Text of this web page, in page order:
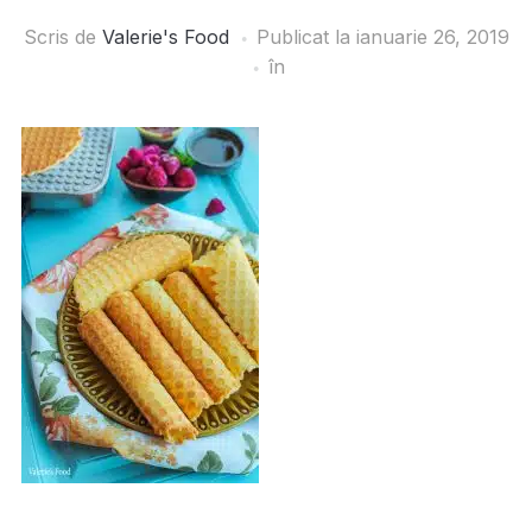
Scris de Valerie's Food Publicat la ianuarie 26, 2019
în